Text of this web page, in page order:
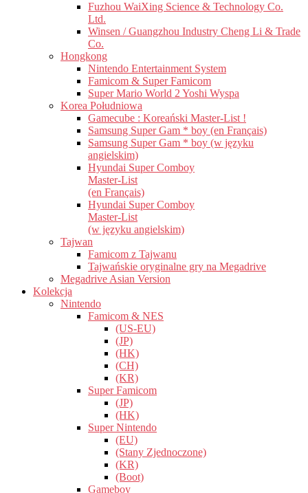
Fuzhou WaiXing Science & Technology Co.
Ltd.
Winsen / Guangzhou Industry Cheng Li & Trade
Co.
Hongkong
Nintendo Entertainment System
Famicom & Super Famicom
Super Mario World 2 Yoshi Wyspa
Korea Południowa
Gamecube : Koreański Master-List !
Samsung Super Gam * boy (en Français)
Samsung Super Gam * boy (w języku
angielskim)
Hyundai Super Comboy
Master-List
(en Français)
Hyundai Super Comboy
Master-List
(w języku angielskim)
Tajwan
Famicom z Tajwanu
Tajwańskie oryginalne gry na Megadrive
Megadrive Asian Version
Kolekcja
Nintendo
Famicom & NES
(US-EU)
(JP)
(HK)
(CH)
(KR)
Super Famicom
(JP)
(HK)
Super Nintendo
(EU)
(Stany Zjednoczone)
(KR)
(Boot)
Gameboy